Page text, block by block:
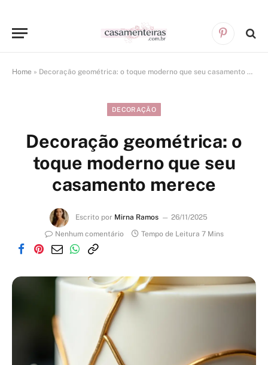
Pinterest
Home » Decoração geométrica: o toque moderno que seu casamento merece
DECORAÇÃO
Decoração geométrica: o
toque moderno que seu
casamento merece
Escrito por Mirna Ramos
26/11/2025
Nenhum comentário
Tempo de Leitura 7 Mins